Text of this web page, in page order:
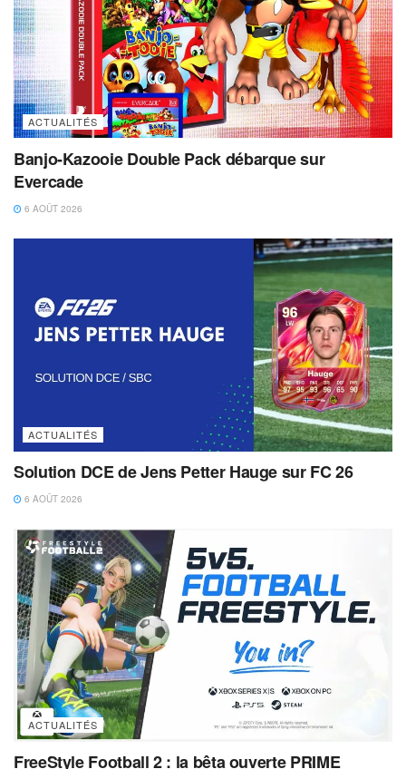
ACTUALITÉS
Banjo-Kazooie Double Pack débarque sur
Evercade
6 AOÛT 2026
ACTUALITÉS
Solution DCE de Jens Petter Hauge sur FC 26
6 AOÛT 2026
ACTUALITÉS
FreeStyle Football 2 : la bêta ouverte PRIME